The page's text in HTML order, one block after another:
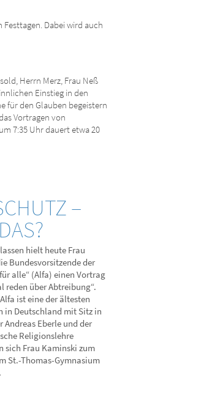
Dabei wird auch
Herrn Merz, Frau Neß
Einstieg in den
für den Glauben begeistern
Vortragen von
7:35 Uhr dauert etwa 20
–
hielt heute Frau
Bundesvorsitzende der
alle“ (Alfa) einen Vortrag
reden über Abtreibung“.
ist eine der ältesten
in Deutschland mit Sitz in
Eberle und der
Religionslehre
sich Frau Kaminski zum
St.-Thomas-Gymnasium